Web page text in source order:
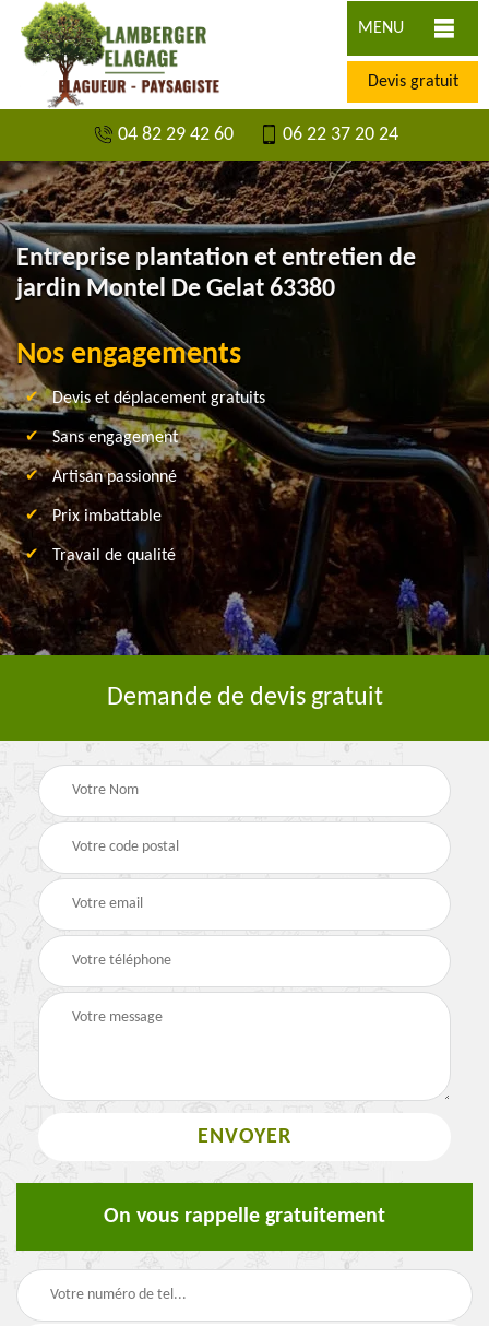
MENU
Devis gratuit
04 82 29 42 60 06 22 37 20 24
Entreprise plantation et entretien de
jardin Montel De Gelat 63380
Nos engagements
Devis et déplacement gratuits
Sans engagement
Artisan passionné
Prix imbattable
Travail de qualité
Demande de devis gratuit
On vous rappelle gratuitement